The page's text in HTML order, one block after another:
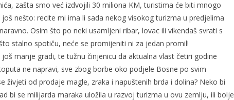
zašta smo već izdvojili 30 miliona KM, turistima će biti mnogo
nešto: recite mi ima li sada nekog visokog turizma u predjelima
Osim što po neki usamljeni ribar, lovac ili vikendaš svrati s
stalno spotiču, neće se promijeniti ni za jedan promil!
manje gradi, te tužnu činjenicu da aktualna vlast četiri godine
ne napravi, sve zbog borbe oko podjele Bosne po svim
živjeti od prodaje magle, zraka i napuštenih brda i dolina? Neko bi
bi se milijarda maraka uložila u razvoj turizma u ovu zemlju, ili bolje